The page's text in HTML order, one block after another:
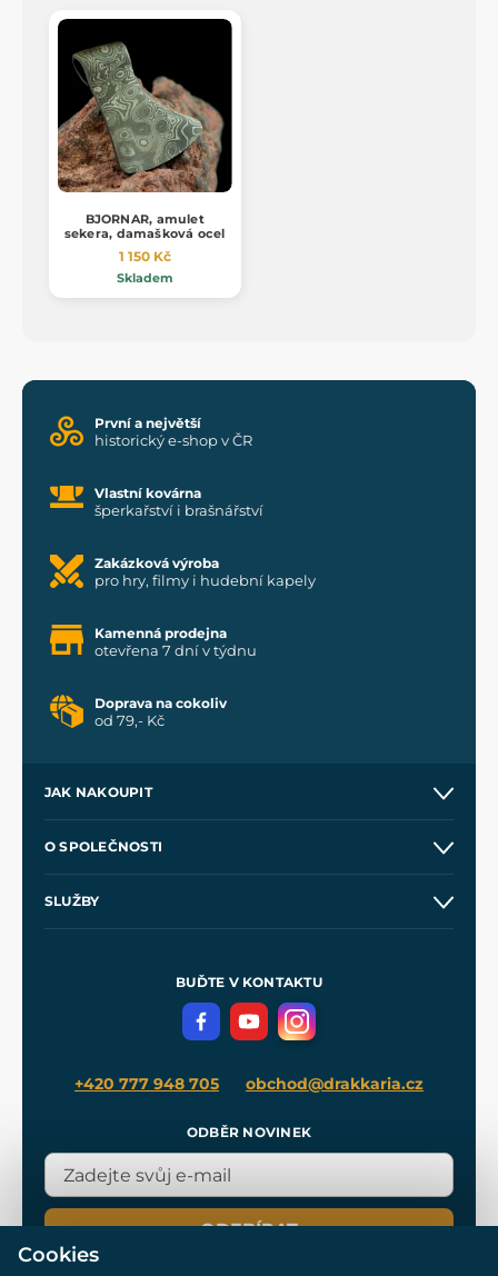
BJORNAR, amulet
sekera, damašková ocel
1 150 Kč
Skladem
První a největší
historický e-shop v ČR
Vlastní kovárna
šperkařství i brašnářství
Zakázková výroba
pro hry, filmy i hudební kapely
Kamenná prodejna
otevřena 7 dní v týdnu
Doprava na cokoliv
od 79,- Kč
JAK NAKOUPIT
Velkoobchod
O SPOLEČNOSTI
SLUŽBY
Meče pro Kingdom Come
BUĎTE V KONTAKTU
+420 777 948 705 obchod@drakkaria.cz
ODBĚR NOVINEK
ODEBÍRAT
Cookies